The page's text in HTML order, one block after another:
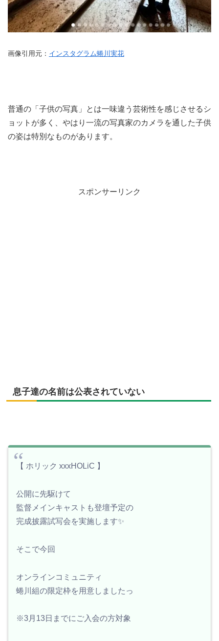
画像引用元： インスタグラム蜷川実花
普通の「子供の写真」とは一味違う芸術性を感じさせるシ
ョットが多く、やはり一流の写真家のカメラを通した子供
の姿は特別なものがあります。
スポンサーリンク
息子達の名前は公表されていない
【 ホリック xxxHOLiC 】
公開に先駆けて
監督メインキャストも登壇予定の
完成披露試写会を実施します✨
そこで今回
オンラインコミュニティ
蜷川組の限定枠を用意しましたっ
※3月13日までにご入会の方対象